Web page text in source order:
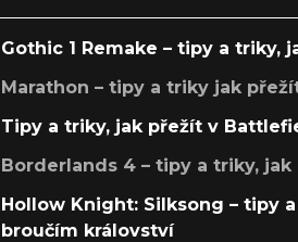
Gothic 1 Remake – tipy a triky,
Marathon – tipy a triky jak
Tipy a triky, jak přežít v
Borderlands 4 – tipy a triky,
Hollow Knight: Silksong – tipy
broučím království